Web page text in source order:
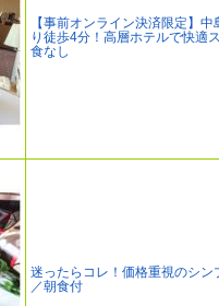
【事前オンライン決済限定】
り徒歩4分！高層ホテルで快適
食なし
迷ったらコレ！価格重視のシン
／朝食付